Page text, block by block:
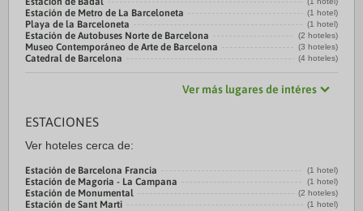
Estación de Metro de La Barceloneta (1 hotel)
Playa de la Barceloneta (1 hotel)
Estación de Autobuses Norte de Barcelona (2 hoteles)
Museo Contemporáneo de Arte de Barcelona (3 hoteles)
Catedral de Barcelona (4 hoteles)
Ver más lugares de intéres
ESTACIONES
Ver hoteles cerca de:
Estación de Barcelona Francia (1 hotel)
Estación de Magoria - La Campana (1 hotel)
Estación de Monumental (2 hoteles)
Estación de Sant Marti (1 hotel)